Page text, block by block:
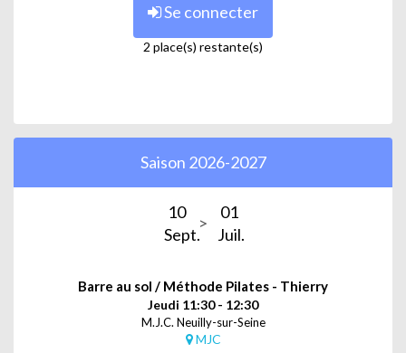
Se connecter
2 place(s) restante(s)
Saison 2026-2027
10
Sept.
01
Juil.
Barre au sol / Méthode Pilates - Thierry
Jeudi 11:30 - 12:30
M.J.C. Neuilly-sur-Seine
MJC